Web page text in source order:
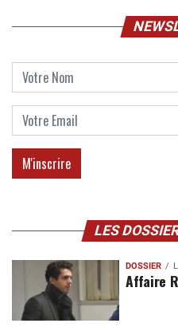
LES
DOSSIER
Affaire